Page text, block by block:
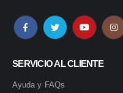
SERVICIO AL CLIENTE
Ayuda y FAQs